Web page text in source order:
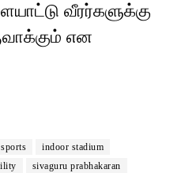
வீரர்களுக்கு
என
indoor stadium
sivaguru prabhakaran